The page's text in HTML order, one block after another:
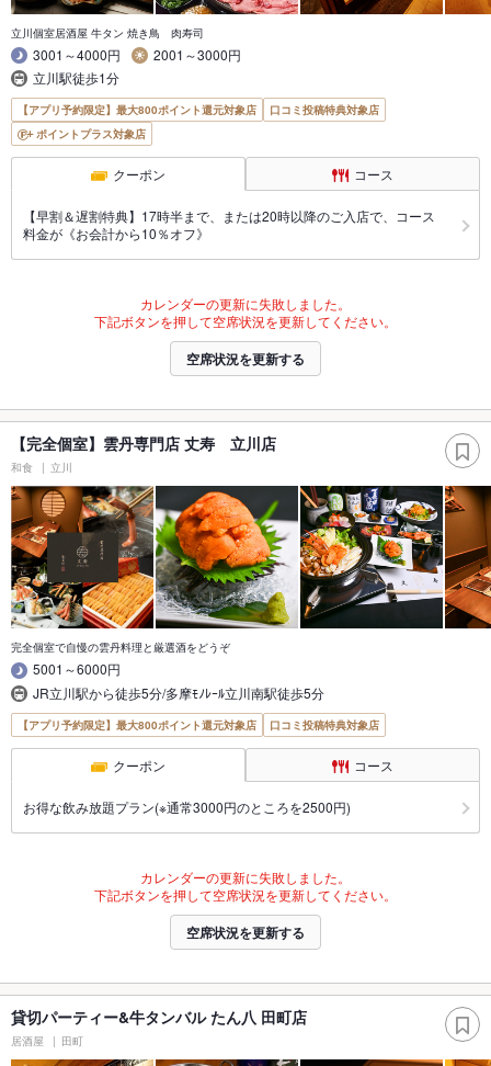
立川個室居酒屋 牛タン 焼き鳥 肉寿司
3001～4000円
2001～3000円
立川駅徒歩1分
【アプリ予約限定】最大800ポイント還元対象店
口コミ投稿特典対象店
ポイントプラス対象店
クーポン コース
【早割＆遅割特典】17時半まで、または20時以降のご入店で、コース
料金が《お会計から10％オフ》
カレンダーの更新に失敗しました。
下記ボタンを押して空席状況を更新してください。
空席状況を更新する
【完全個室】雲丹専門店 丈寿 立川店
和食 立川
完全個室で自慢の雲丹料理と厳選酒をどうぞ
5001～6000円
JR立川駅から徒歩5分/多摩ﾓﾉﾚｰﾙ立川南駅徒歩5分
【アプリ予約限定】最大800ポイント還元対象店 口コミ投稿特典対象店
クーポン コース
お得な飲み放題プラン(※通常3000円のところを2500円)
カレンダーの更新に失敗しました。
下記ボタンを押して空席状況を更新してください。
空席状況を更新する
貸切パーティー&牛タンバル たん八 田町店
居酒屋 田町